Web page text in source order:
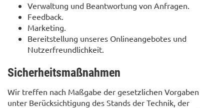
Verwaltung und Beantwortung von Anfragen.
Feedback.
Marketing.
Bereitstellung unseres Onlineangebotes und
Nutzerfreundlichkeit.
Sicherheitsmaßnahmen
Wir treffen nach Maßgabe der gesetzlichen Vorgaben
unter Berücksichtigung des Stands der Technik, der